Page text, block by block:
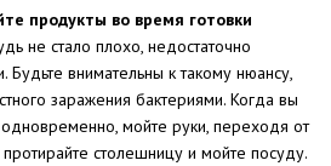
продукты во время готовки
не стало плохо, недостаточно
Будьте внимательны к такому нюансу,
заражения бактериями. Когда вы
мойте руки, переходя от
столешницу и мойте посуду.